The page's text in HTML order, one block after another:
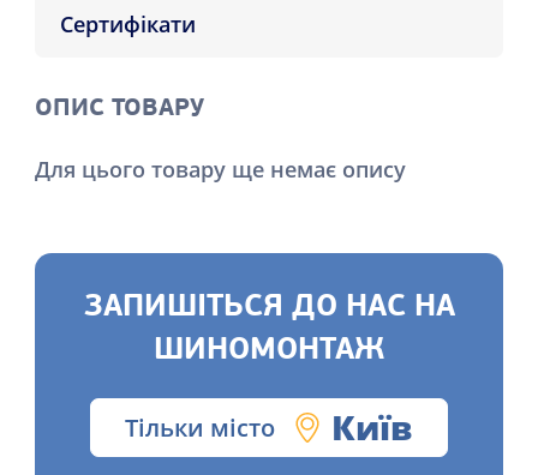
Сертифікати
ОПИС ТОВАРУ
Для цього товару ще немає опису
ЗАПИШІТЬСЯ ДО НАС НА
ШИНОМОНТАЖ
Тільки місто Київ